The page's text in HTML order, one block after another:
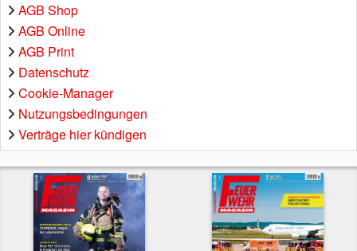
AGB Shop
AGB Online
AGB Print
Datenschutz
Cookie-Manager
Nutzungsbedingungen
Verträge hier kündigen